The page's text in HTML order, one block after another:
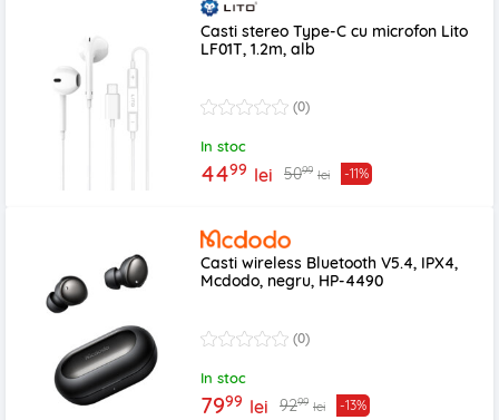
Casti stereo Type-C cu microfon Lito
LF01T, 1.2m, alb
(0)
In stoc
4499 lei 5099 lei -11%
Casti wireless Bluetooth V5.4, IPX4,
Mcdodo, negru, HP-4490
(0)
In stoc
7999 lei 9299 lei -13%